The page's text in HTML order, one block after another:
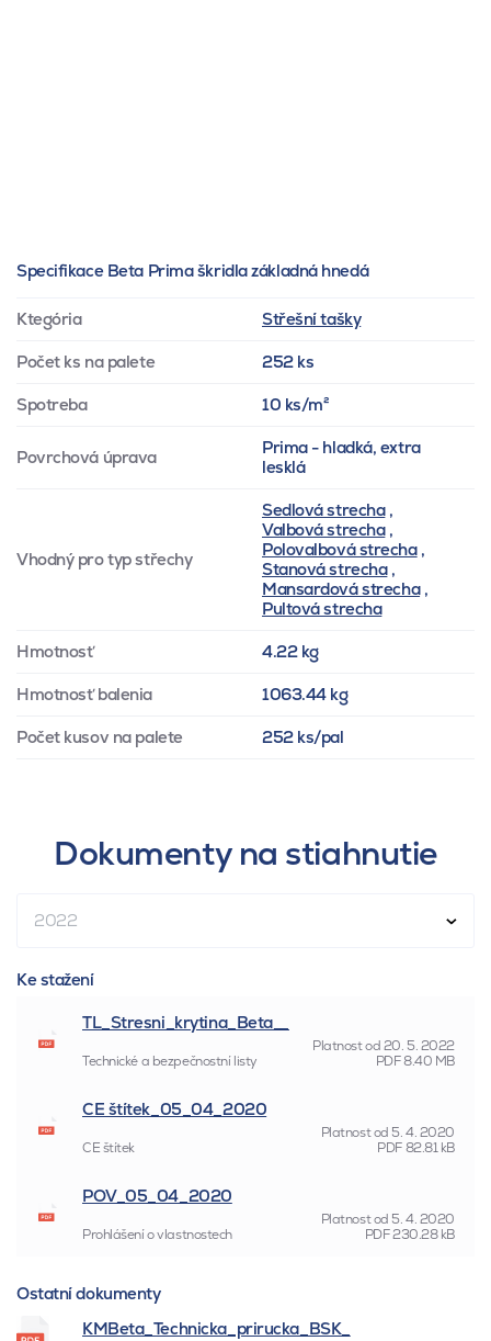
Specifikace Beta Prima škridla základná hnedá
Ktegória Střešní tašky
Počet ks na palete 252 ks
Spotreba 10 ks/m²
Povrchová úprava
Prima - hladká, extra
lesklá
Vhodný pro typ střechy
Sedlová strecha,
Valbová strecha,
Polovalbová strecha,
Stanová strecha,
Mansardová strecha,
Pultová strecha
Hmotnosť 4.22 kg
Hmotnosť balenia 1063.44 kg
Počet kusov na palete 252 ks/pal
Dokumenty na stiahnutie
2022
Ke stažení
TL_Stresni_krytina_Beta__
Platnost od20. 5. 2022
Technické a bezpečnostní listy
PDF8.40 MB
CE štítek_05_04_2020
Platnost od 5. 4. 2020
CE štítek
PDF82.81 kB
POV_05_04_2020
Platnost od 5. 4. 2020
Prohlášení o vlastnostech
PDF230.28 kB
Ostatní dokumenty
KMBeta_Technicka_prirucka_BSK_